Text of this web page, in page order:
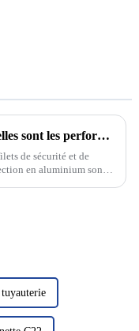
Quelles sont les performances des filets de clôture et de sécurité en aluminium ? Sont-ils vraiment si performants ?
de sécurité et de
en aluminium sont